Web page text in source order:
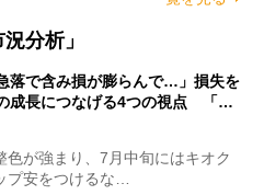
分析」
落で含み損が膨らんで…」損失を
成長につなげる4つの視点 「…
が強まり、7月中旬にはキオク
プ安をつけるな…